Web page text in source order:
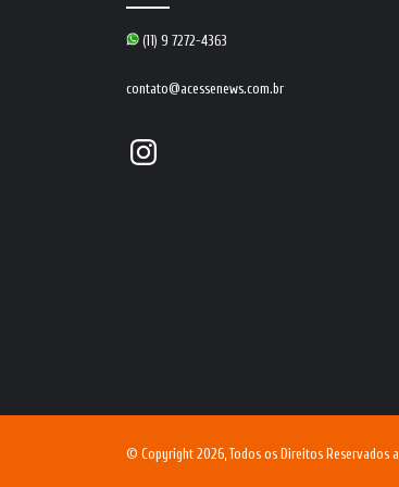
(11) 9 7272-4363
contato@acessenews.com.br
Instagram
© Copyright 2026, Todos os Direitos Reservados